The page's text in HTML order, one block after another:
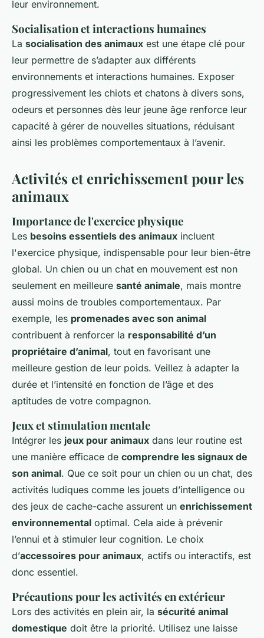
leur environnement.
Socialisation et interactions humaines
La socialisation des animaux est une étape clé pour
leur permettre de s’adapter aux différents
environnements et interactions humaines. Exposer
progressivement les chiots et chatons à divers sons,
odeurs et personnes dès leur jeune âge renforce leur
capacité à gérer de nouvelles situations, réduisant
ainsi les problèmes comportementaux à l’avenir.
Activités et enrichissement pour les
animaux
Importance de l'exercice physique
Les besoins essentiels des animaux incluent
l'exercice physique, indispensable pour leur bien-être
global. Un chien ou un chat en mouvement est non
seulement en meilleure santé animale, mais montre
aussi moins de troubles comportementaux. Par
exemple, les promenades avec son animal
contribuent à renforcer la responsabilité d’un
propriétaire d’animal, tout en favorisant une
meilleure gestion de leur poids. Veillez à adapter la
durée et l’intensité en fonction de l’âge et des
aptitudes de votre compagnon.
Jeux et stimulation mentale
Intégrer les jeux pour animaux dans leur routine est
une manière efficace de comprendre les signaux de
son animal. Que ce soit pour un chien ou un chat, des
activités ludiques comme les jouets d’intelligence ou
des jeux de cache-cache assurent un enrichissement
environnemental optimal. Cela aide à prévenir
l’ennui et à stimuler leur cognition. Le choix
d’accessoires pour animaux, actifs ou interactifs, est
donc essentiel.
Précautions pour les activités en extérieur
Lors des activités en plein air, la sécurité animal
domestique doit être la priorité. Utilisez une laisse